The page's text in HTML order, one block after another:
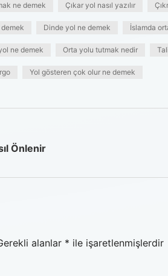
ne demek Çıkar yol nasıl yazılır
demek Dinde yol ne demek İslamda
ne demek Orta yolu tutmak nedir
Yol gösteren çok olur ne demek
Önlenir
alanlar * ile işaretlenmişlerdir